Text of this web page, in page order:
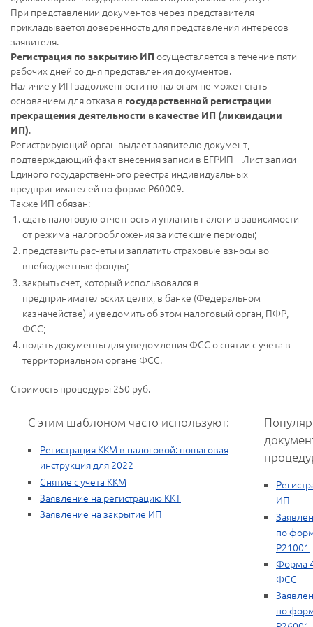
При представлении документов через представителя
прикладывается доверенность для представления интересов
заявителя.
Регистрация по закрытию ИП осуществляется в течение пяти
рабочих дней со дня представления документов.
Наличие у ИП задолженности по налогам не может стать
основанием для отказа в государственной регистрации
прекращения деятельности в качестве ИП (ликвидации
ИП).
Регистрирующий орган выдает заявителю документ,
подтверждающий факт внесения записи в ЕГРИП – Лист записи
Единого государственного реестра индивидуальных
предпринимателей по форме Р60009.
Также ИП обязан:
сдать налоговую отчетность и уплатить налоги в зависимости
от режима налогообложения за истекшие периоды;
представить расчеты и заплатить страховые взносы во
внебюджетные фонды;
закрыть счет, который использовался в
предпринимательских целях, в банке (Федеральном
казначействе) и уведомить об этом налоговый орган, ПФР,
ФСС;
подать документы для уведомления ФСС о снятии с учета в
территориальном органе ФСС.
Стоимость процедуры 250 руб.
С этим шаблоном часто используют:
Регистрация ККМ в налоговой: пошаговая
инструкция для 2022
Снятие с учета ККМ
Заявление на регистрацию ККТ
Заявление на закрытие ИП
ИП
по
Р21001
Форма
ФСС
по